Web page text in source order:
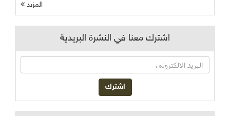
المزيد
اشترك معنا في النشرة البريدية